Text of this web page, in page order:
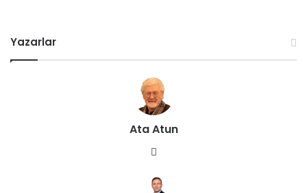
Yazarlar
Ata Atun